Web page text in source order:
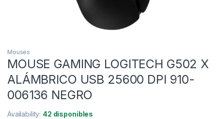
Mouses
MOUSE GAMING LOGITECH G502 X
ALÁMBRICO USB 25600 DPI 910-
006136 NEGRO
Availability: 42 disponibles